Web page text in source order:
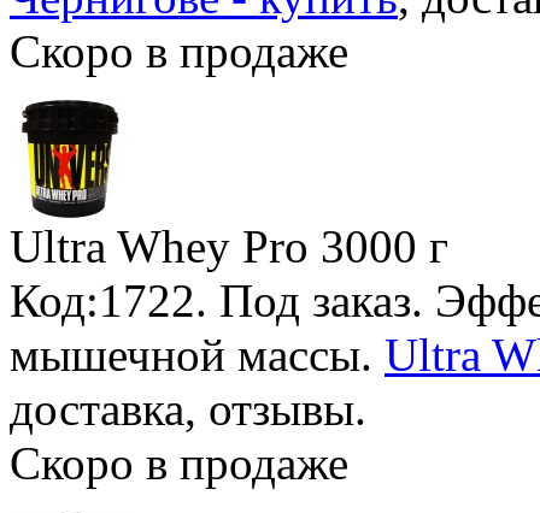
Скоро в продаже
Ultra Whey Pro 3000 г
Код:1722. Под заказ.
мышечной массы. Ultra
доставка, отзывы.
Скоро в продаже